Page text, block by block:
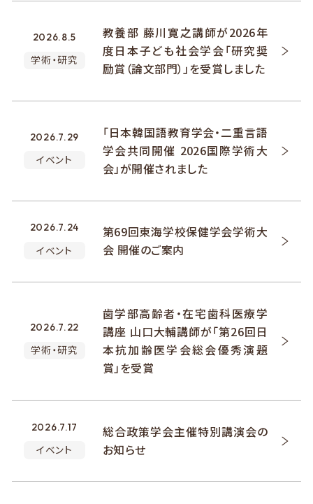
2026.8.5
学術・研究
教養部 藤川寛之講師が2026年
度日本子ども社会学会「研究奨
励賞（論文部門）」を受賞しました
2026.7.29
イベント
「日本韓国語教育学会・二重言語
学会共同開催 2026国際学術大
会」が開催されました
2026.7.24
イベント
第69回東海学校保健学会学術大
会 開催のご案内
2026.7.22
学術・研究
歯学部高齢者・在宅歯科医療学
講座 山口大輔講師が「第26回日
本抗加齢医学会総会優秀演題
賞」を受賞
2026.7.17
イベント
総合政策学会主催特別講演会の
お知らせ